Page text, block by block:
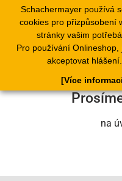
Schachermayer používá
cookies pro přizpůsobení
stránky vašim
Pro používání Onlineshop,
akceptovat hlášení.
[Více
Bohužel došlo
servisní tým
na